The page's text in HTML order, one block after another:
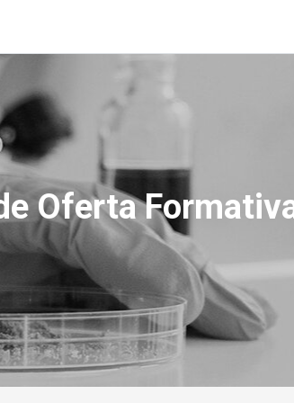
Oferta